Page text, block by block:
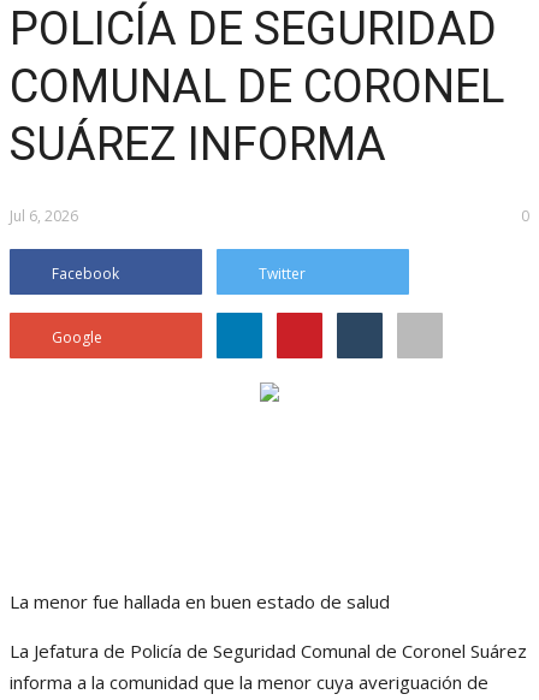
POLICÍA DE SEGURIDAD
COMUNAL DE CORONEL
SUÁREZ INFORMA
Jul 6, 2026 0
Facebook Twitter
Google
La menor fue hallada en buen estado de salud
La Jefatura de Policía de Seguridad Comunal de Coronel Suárez
informa a la comunidad que la menor cuya averiguación de